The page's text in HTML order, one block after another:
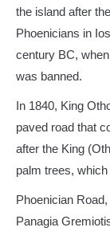
the island after
Phoenicians in
century BC,
was banned.
In 1840, King
paved road that
after the King
palm trees,
Phoenician
Panagia